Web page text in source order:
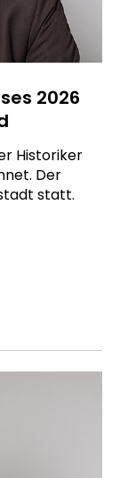
2026
Historiker
Der
statt.